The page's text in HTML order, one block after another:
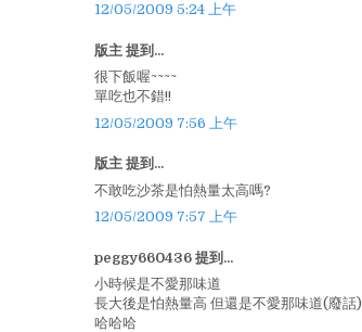
12/05/2009 5:24 上午
版主 提到...
很下飯喔~~~~
單吃也不錯!!
12/05/2009 7:56 上午
版主 提到...
不敢吃沙茶是怕熱量太高嗎?
12/05/2009 7:57 上午
peggy660436 提到...
小時候是不愛那味道
長大後是怕熱量高 但還是不愛那味道(廢話)
哈哈哈